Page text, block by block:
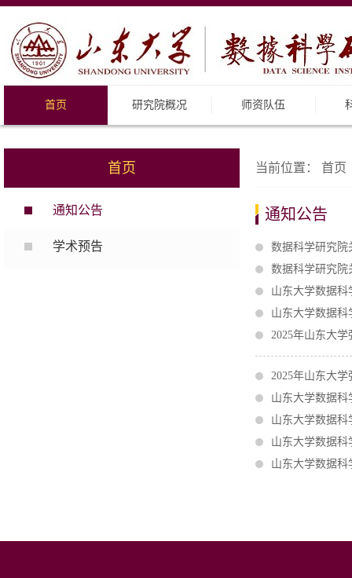
首页 研究院概况 师资队伍
首页
通知公告
学术预告
当前位置： 首页
通知公告
数据科学研究院
数据科学研究院
山东大学数据科
山东大学数据科
2025年山东大
2025年山东大
山东大学数据科
山东大学数据科
山东大学数据
山东大学数据